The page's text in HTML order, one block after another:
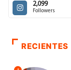
2,099
Followers
RECIENTES